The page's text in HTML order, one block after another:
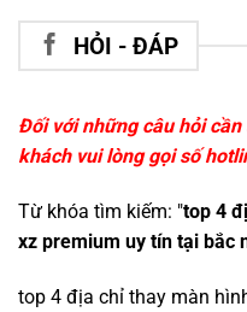
HỎI - ĐÁP
Đối với những câu hỏi
khách vui lòng gọi số
Từ khóa tìm kiếm: "top 4
xz premium uy tín tại bắc
top 4 địa chỉ thay màn